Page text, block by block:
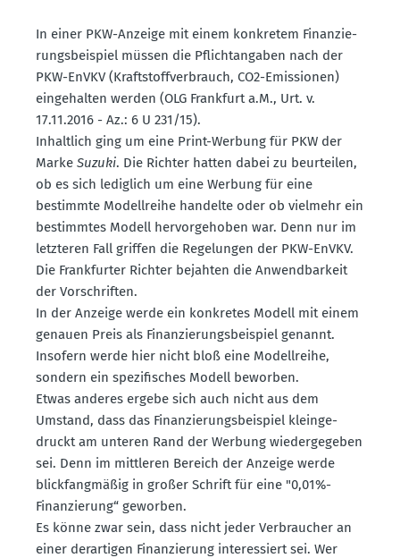
In einer PKW-Anzeige mit einem konkretem Finan­zie­
rungs­bei­spiel müssen die Pflicht­an­gaben nach der
PKW-EnVKV (Kraft­stoff­ver­brauch, CO2-Emissionen)
einge­halten werden (OLG Frankfurt a.M., Urt. v.
17.11.2016 - Az.: 6 U 231/15).
Inhaltlich ging um eine Print-Werbung für PKW der
Marke Suzuki. Die Richter hatten dabei zu beurteilen,
ob es sich lediglich um eine Werbung für eine
bestimmte Modell­reihe handelte oder ob vielmehr ein
bestimmtes Modell hervor­ge­hoben war. Denn nur im
letzteren Fall griffen die Regelungen der PKW-EnVKV.
Die Frank­furter Richter bejahten die Anwend­barkeit
der Vorschriften.
In der Anzeige werde ein konkretes Modell mit einem
genauen Preis als Finan­zie­rungs­bei­spiel genannt.
Insofern werde hier nicht bloß eine Modell­reihe,
sondern ein spezi­fi­sches Modell beworben.
Etwas anderes ergebe sich auch nicht aus dem
Umstand, dass das Finan­zie­rungs­bei­spiel klein­ge­
druckt am unteren Rand der Werbung wieder­ge­geben
sei. Denn im mittleren Bereich der Anzeige werde
blick­fang­mäßig in großer Schrift für eine "0,01%-
Finan­zierung“ geworben.
Es könne zwar sein, dass nicht jeder Verbraucher an
einer derar­tigen Finan­zierung inter­es­siert sei. Wer